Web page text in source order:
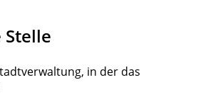
Stelle
in der das